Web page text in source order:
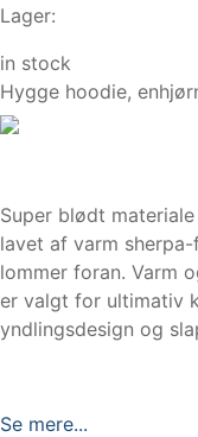
Lager:
in stock
Hygge hoodie,
Super blødt
lavet af varm
lommer foran. Varm
er valgt for ultimativ
yndlingsdesign og
Se mere...